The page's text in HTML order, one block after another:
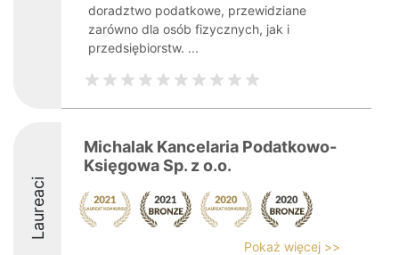
doradztwo podatkowe, przewidziane
zarówno dla osób fizycznych, jak i
przedsiębiorstw. ...
Laureaci
Michalak Kancelaria Podatkowo-
Księgowa Sp. z o.o.
Pokaż więcej >>